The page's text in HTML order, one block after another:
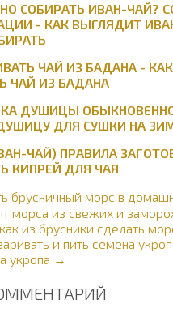
СОБИРАТЬ ИВАН-ЧАЙ?
- КАК ВЫГЛЯДИТ
ЧАЙ ИЗ БАДАНА - КАК
ЧАЙ ИЗ БАДАНА
ДУШИЦЫ
ДЛЯ СУШКИ НА
ЧАЙ) ПРАВИЛА
КИПРЕЙ ДЛЯ ЧАЯ
брусничный морс в
морса из свежих и
из брусники сделать
и пить семена
укропа →